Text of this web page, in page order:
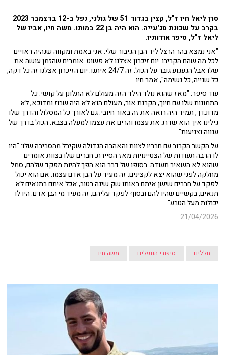
סרן ליאל חיו ז"ל, קצין בגדוד 51 של גולני, נפל ב-12 בדצמבר 2023
בקרב על שכונת סג'עייה. הוא היה בן 22 במותו. משה חיו, אביו של
ליאל ז"ל, סיפר אודותיו.
"אני נמצא בהר הרצל ליד הבן הגיבור שלי. אני באמת ומקווה שנהיה ראויים
לכל מה שהם הקריבו. יום זיכרון אצלנו לא פשוט. אומרים שהזמן עושה את
שלו אבל הגעגוע גובר על הכול. זה 24/7 איתנו. יום הזיכרון אצלנו זה כל דקה,
כל שנייה, כל נשימה", אמר חיו.
עוד סיפר: "מאז שהוא נולד הילד הזה מעולם לא התלונן על קושי. כל
התמונות שלו עם חיוך, הקרנת אור, מעולם הוא לא היה שבוז ומדוכא, לא
מדוכדך, תמיד היה רואה את זה באור חיובי. גם לאורך כל המסלול והדרך שלו
גילינו איך הוא שדרג את עצמו והרים את עצמו למעלה בצבא. הכול בדרך של
ענווה וצניעות".
על הקשר הקרוב עם חבריו לצוות והאהבה הגדולה שקיבל מהסביבה שלו: "היו
לו הרבה תעודות של הצטיינויות מאז הסיירת. חברים שלו בצוות אומרים
שהוא לא השאיר תעודה. בסופו של דבר הוא הפך להיות מפקד שלהם, סמל
מחלקה לפני שהוא יצא לקצינים. זה מעיד על הבן אדם עצמו. אם הוא יכול
לפקד על חברים שישן איתם באותו שק שינה רטוב, אכל איתם בתנאים לא
תנאים, בקשיים שהיו להם ובסוף לפקד עליהם, זה מעיד מי הבן אדם. היו לו
יכולות מעל הטבע".
21/04/2026
חללים סיפורי הנופלים משה חיו